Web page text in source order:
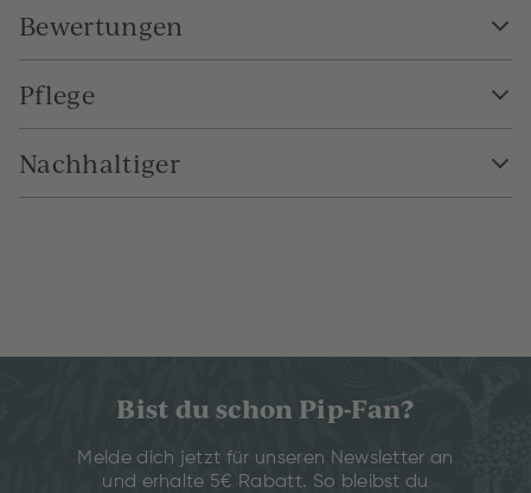
Bewertungen
Pflege
Nachhaltiger
Bist du schon Pip-Fan?
Melde dich jetzt für unseren Newsletter an
und erhalte 5€ Rabatt. So bleibst du